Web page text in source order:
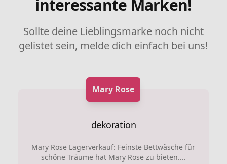
interessante Marken!
Sollte deine Lieblingsmarke noch nicht
gelistet sein, melde dich einfach bei uns!
Mary Rose
dekoration
Mary Rose Lagerverkauf: Feinste Bettwäsche für
schöne Träume hat Mary Rose zu bieten....